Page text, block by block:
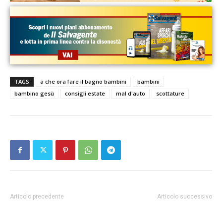
TAGS a che ora fare il bagno bambini
bambini
bambino gesù
consigli estate mal d'auto scottature
Articolo precedente Articolo successivo